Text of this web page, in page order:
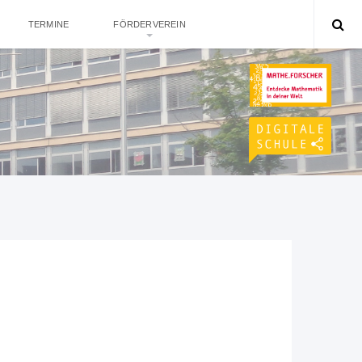
TERMINE FÖRDERVEREIN